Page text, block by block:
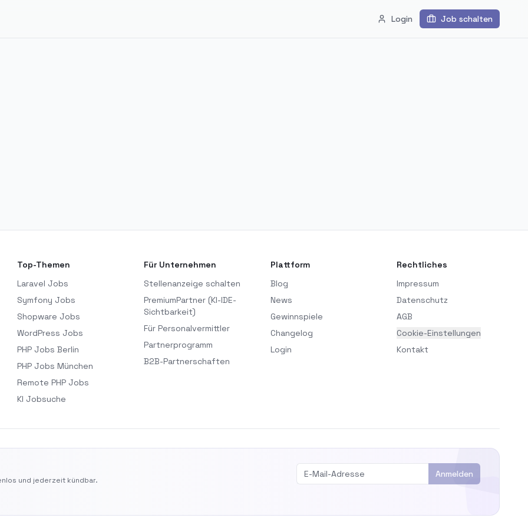
Login Job schalten
Top-Themen
Laravel Jobs
Symfony Jobs
Shopware Jobs
WordPress Jobs
PHP Jobs Berlin
PHP Jobs München
Remote PHP Jobs
KI Jobsuche
Für Unternehmen
Stellenanzeige schalten
PremiumPartner (KI-IDE-
Sichtbarkeit)
Für Personalvermittler
Partnerprogramm
B2B-Partnerschaften
Plattform
Blog
News
Gewinnspiele
Changelog
Login
Rechtliches
Impressum
Datenschutz
AGB
Cookie-Einstellungen
Kontakt
und jederzeit kündbar.
Anmelden